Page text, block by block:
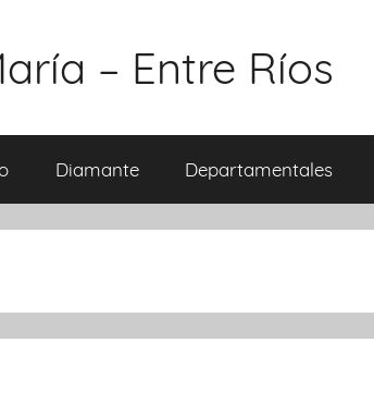
– Entre Ríos
Diamante Departamentales